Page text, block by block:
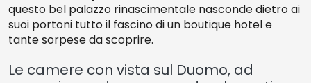
questo bel palazzo rinascimentale nasconde dietro ai
suoi portoni tutto il fascino di un boutique hotel e
tante sorpese da scoprire.
Le camere con vista sul Duomo, ad